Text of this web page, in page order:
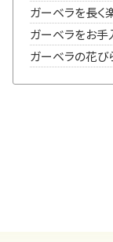
ガーベラを長く
ガーベラをお手
ガーベラの花び